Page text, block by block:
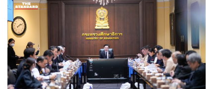
784
ABOUT THE AUTHOR